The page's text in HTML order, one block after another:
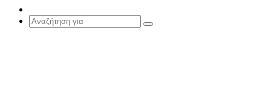
Article
Αναζήτηση